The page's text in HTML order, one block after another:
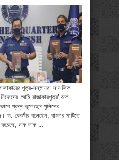
দম্ভোক্তি
করার
দুঃসাহস
পায়
কীভাবে
:
আইজিপি
পুত্র-সন্তানরা সামাজিক
‘আমি রাজাকারপুত্র’ বলে
প্রশ্ন তুলেছেন পুলিশের
ড. বেনজীর বলেছেন, বাংলার মাটিতে
করেছে, লক্ষ লক্ষ ...